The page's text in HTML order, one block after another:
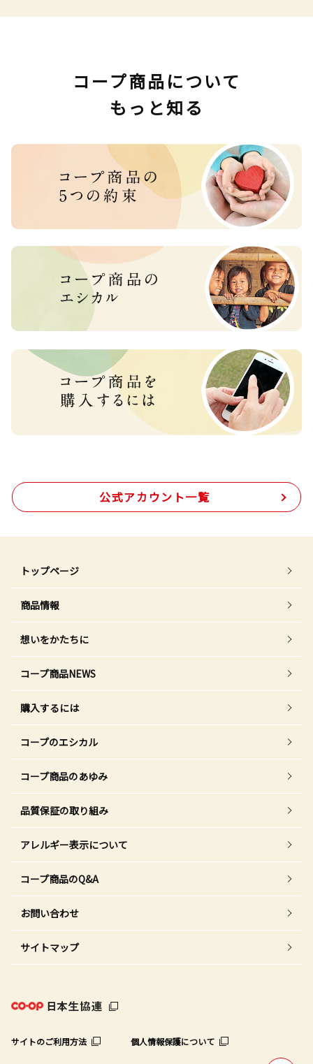
コープ商品について
もっと知る
公式アカウント一覧
トップページ
商品情報
想いをかたちに
コープ商品NEWS
購入するには
コープのエシカル
コープ商品のあゆみ
品質保証の取り組み
アレルギー表示について
コープ商品のQ&A
お問い合わせ
サイトマップ
サイトのご利用方法 個人情報保護について